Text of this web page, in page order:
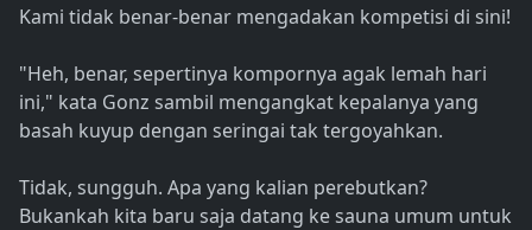
Kami tidak benar-benar mengadakan kompetisi di sini!
"Heh, benar, sepertinya kompornya agak lemah hari
ini," kata Gonz sambil mengangkat kepalanya yang
basah kuyup dengan seringai tak tergoyahkan.
Tidak, sungguh. Apa yang kalian perebutkan?
Bukankah kita baru saja datang ke sauna umum untuk